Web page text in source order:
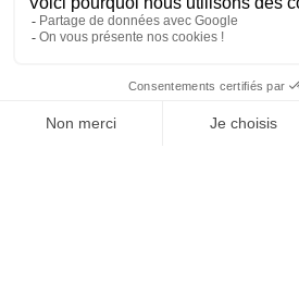
SUIVEZ-NOUS